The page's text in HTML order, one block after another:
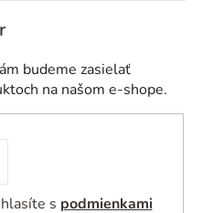
budeme zasielať
na našom e-shope.
s podmienkami